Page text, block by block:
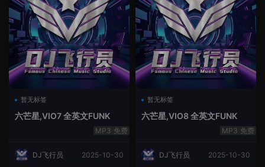
暂无标签
六芒星,VIO7 全英文FUNK
免费
DJ飞行员 2025-10-30
暂无标签
六芒星,VIO8 全英文FUNK
免费
DJ飞行员 2025-10-30